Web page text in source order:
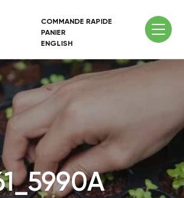
COMMANDE RAPIDE
PANIER
ENGLISH